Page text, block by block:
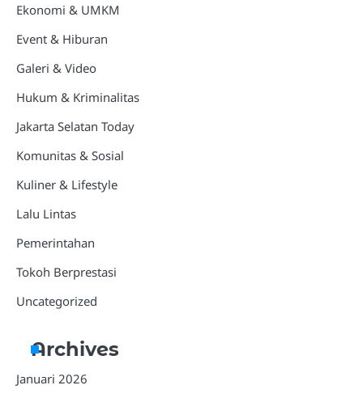
Ekonomi & UMKM
Event & Hiburan
Galeri & Video
Hukum & Kriminalitas
Jakarta Selatan Today
Komunitas & Sosial
Kuliner & Lifestyle
Lalu Lintas
Pemerintahan
Tokoh Berprestasi
Uncategorized
Archives
Januari 2026